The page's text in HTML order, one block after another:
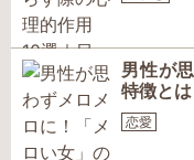
男性が
特徴と
恋愛